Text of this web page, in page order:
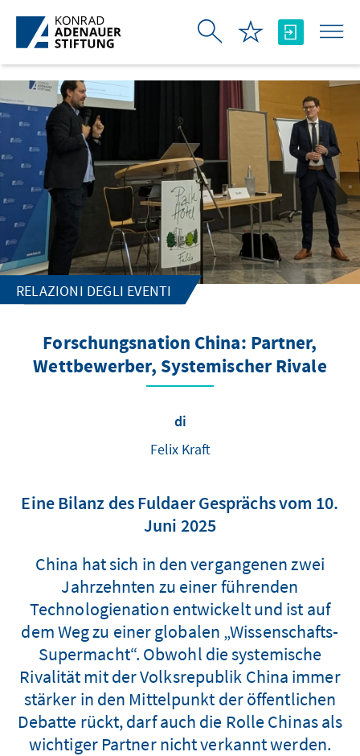
Skip to Main Content
RELAZIONI DEGLI EVENTI
Forschungsnation China: Partner,
Wettbewerber, Systemischer Rivale
di
Felix Kraft
Eine Bilanz des Fuldaer Gesprächs vom 10.
Juni 2025
China hat sich in den vergangenen zwei
Jahrzehnten zu einer führenden
Technologienation entwickelt und ist auf
dem Weg zu einer globalen „Wissenschafts-
Supermacht“. Obwohl die systemische
Rivalität mit der Volksrepublik China immer
stärker in den Mittelpunkt der öffentlichen
Debatte rückt, darf auch die Rolle Chinas als
wichtiger Partner nicht verkannt werden.